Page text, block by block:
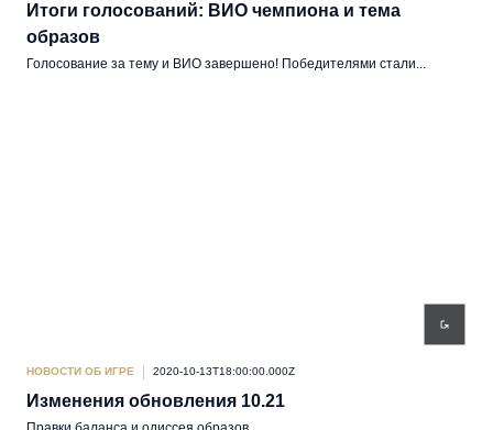
Итоги голосований: ВИО чемпиона и тема
образов
Голосование за тему и ВИО завершено! Победителями стали...
НОВОСТИ ОБ ИГРЕ 2020-10-13T18:00:00.000Z
Изменения обновления 10.21